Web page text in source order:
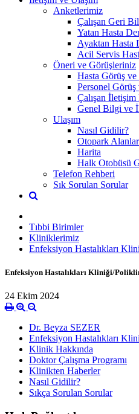
Anketlerimiz
Çalışan Geri
Yatan Hasta
Ayaktan Hasta
Acil Servis
Öneri ve Görüşleriniz
Hasta Görüş
Personel
Çalışan İletişim
Genel Bilgi ve
Ulaşım
Nasıl Gidilir?
Otopark
Harita
Halk Otobüsü
Telefon Rehberi
Sık Sorulan Sorular
Tıbbi Birimler
Kliniklerimiz
Enfeksiyon Hastalıkları
Enfeksiyon Hastalıkları Kliniği/
24 Ekim 2024
Dr. Beyza SEZER
Enfeksiyon Hastalıkları
Klinik Hakkında
Doktor Çalışma Programı
Klinikten Haberler
Nasıl Gidilir?
Sıkça Sorulan Sorular